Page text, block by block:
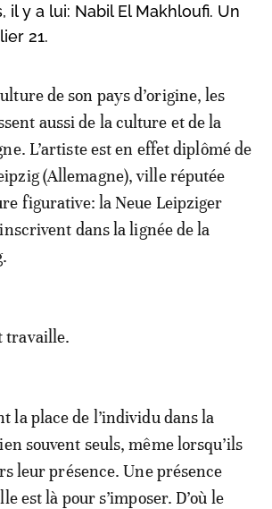
y a lui: Nabil El Makhloufi. Un
21.
de son pays d’origine, les
aussi de la culture et de la
L’artiste est en effet diplômé de
(Allemagne), ville réputée
figurative: la Neue Leipziger
dans la lignée de la
travaille.
place de l’individu dans la
souvent seuls, même lorsqu’ils
leur présence. Une présence
est là pour s’imposer. D’où le